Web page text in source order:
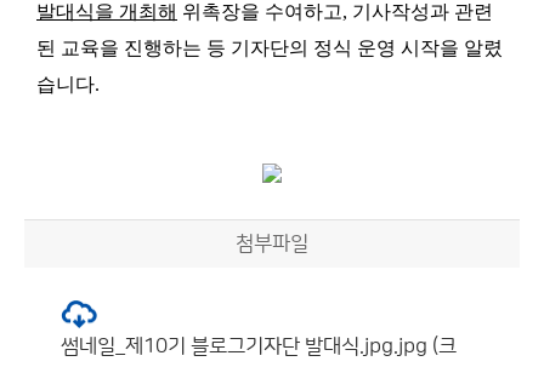
발대식을 개최해 위촉장을 수여하고, 기사작성과 관련
된 교육을 진행하는 등 기자단의 정식 운영 시작을 알렸
습니다.
첨부파일
썸네일_제10기 블로그기자단 발대식.jpg.jpg (크